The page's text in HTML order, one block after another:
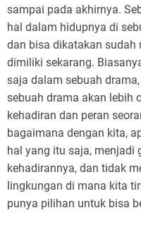
sampai pada akhirnya.
hal dalam hidupnya di
dan bisa dikatakan sudah
dimiliki sekarang.
saja dalam sebuah
sebuah drama akan lebih
kehadiran dan peran
bagaimana dengan kita,
hal yang itu saja, menjadi
kehadirannya, dan tidak
lingkungan di mana kita
punya pilihan untuk bisa